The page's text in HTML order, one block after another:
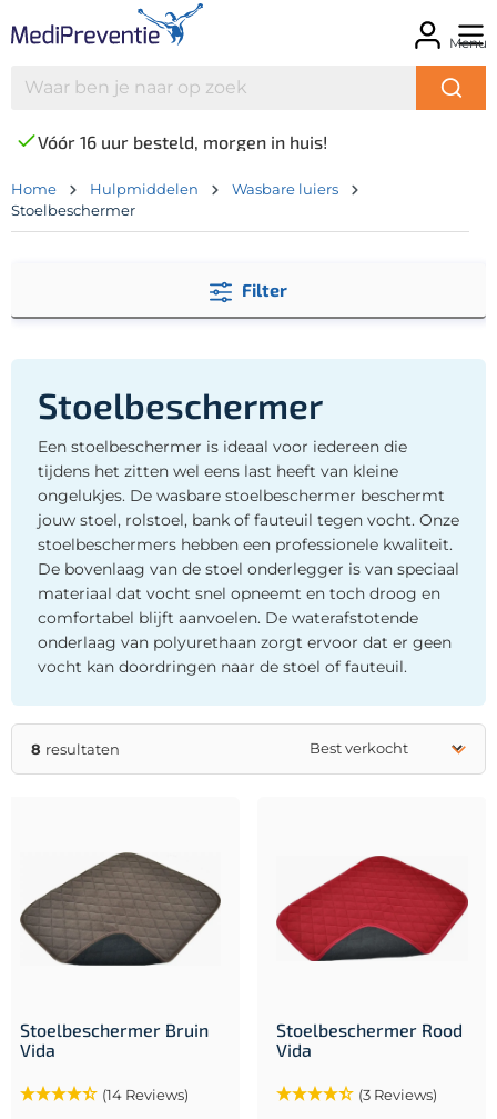
Menu
Vóór 16 uur besteld, morgen in huis!
Home Hulpmiddelen
Wasbare luiers
Stoelbeschermer
Filter
Stoelbeschermer
Een stoelbeschermer is ideaal voor iedereen die
tijdens het zitten wel eens last heeft van kleine
ongelukjes. De wasbare stoelbeschermer beschermt
jouw stoel, rolstoel, bank of fauteuil tegen vocht. Onze
stoelbeschermers hebben een professionele kwaliteit.
De bovenlaag van de stoel onderlegger is van speciaal
materiaal dat vocht snel opneemt en toch droog en
comfortabel blijft aanvoelen. De waterafstotende
onderlaag van polyurethaan zorgt ervoor dat er geen
vocht kan doordringen naar de stoel of fauteuil.
8 resultaten
Stoelbeschermer Bruin
Vida
(14 Reviews)
Stoelbeschermer Rood
Vida
(3 Reviews)